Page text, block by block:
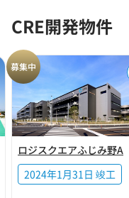
CRE開発物件
募集中
ロジスクエアふじみ野A
2024年1月31日 竣工